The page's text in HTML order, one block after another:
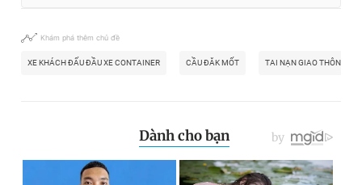
Khám phá thêm chủ đề
XE KHÁCH ĐẤU ĐẦU XE CONTAINER CẦU ĐĂK MỐT TAI NẠN GIAO THÔNG